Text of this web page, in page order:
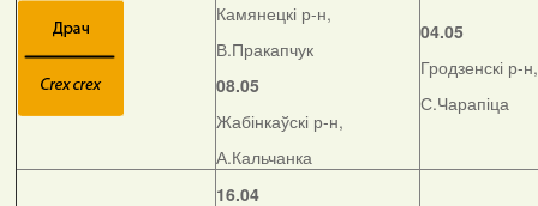
Камянецкі р-н,
В.Пракапчук
08.05
Жабінкаўскі р-н,
А.Кальчанка
04.05
Гродзенскі р-н,
С.Чарапіца
16.04